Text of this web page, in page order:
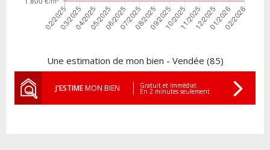
Une estimation de mon bien - Vendée (85)
J'ESTIMEMON BIEN Gratuit et Immédiat
En 2 minutes seulement